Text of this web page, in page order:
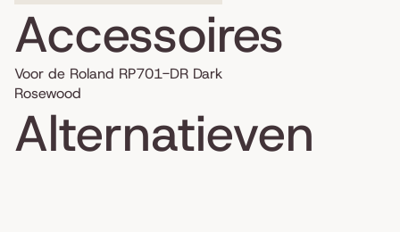
Accessoires
Voor de Roland RP701-DR Dark
Rosewood
Alternatieven